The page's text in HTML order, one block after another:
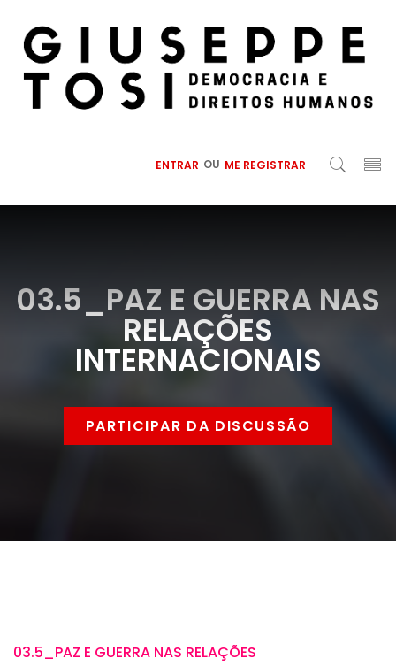
ENTRAR OU ME REGISTRAR
03.5_PAZ E GUERRA NAS
RELAÇÕES
INTERNACIONAIS
PARTICIPAR DA DISCUSSÃO
03.5_PAZ E GUERRA NAS RELAÇÕES